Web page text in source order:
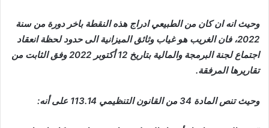
وحيث انه ان كان من الطبيعي ادراج هذه النقطة باخر دورة من سنة
2022، فان الغريب هو غياب وثائق الميزانية الى حدود لحظة انعقاد
اجتماع لجنة البرمجة والمالية بتاريخ 12 أكتوبر 2022 وفق الثابت من
تقاريرها المرفقة.
وحيث تنص المادة 34 من القانون التنظيمي 113.14 على أنه: